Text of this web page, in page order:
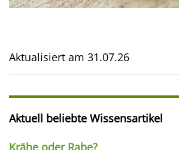
Aktualisiert am 31.07.26
Aktuell beliebte Wissensartikel
Krähe oder Rabe?